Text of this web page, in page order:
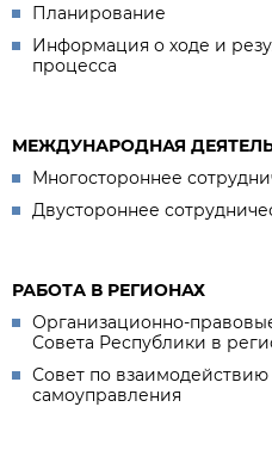
Планирование
Информация о ходе и
процесса
МЕЖДУНАРОДНАЯ
Многостороннее
Двустороннее
РАБОТА В РЕГИОНАХ
Организационно-
Совета Республики в
Совет по взаимодействию
самоуправления